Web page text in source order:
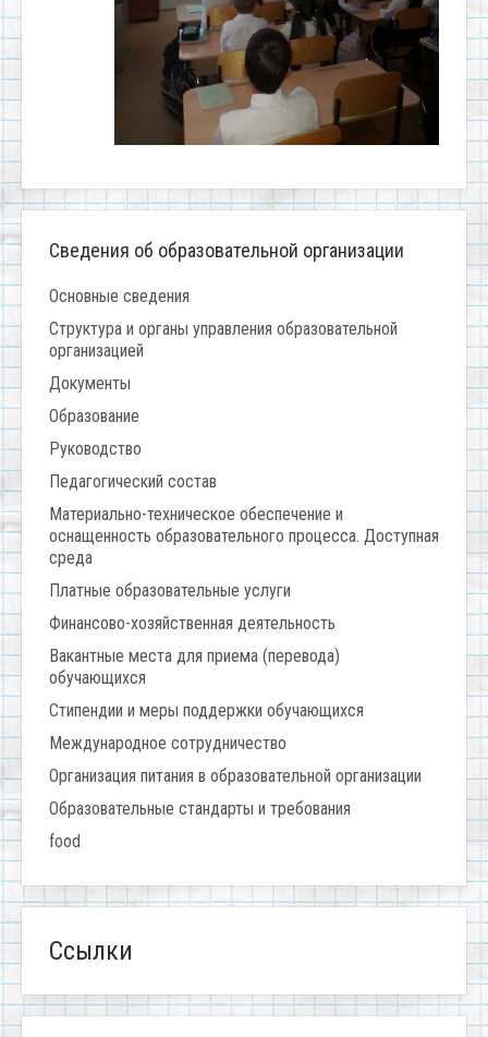
Сведения об образовательной организации
Основные сведения
Структура и органы управления образовательной
организацией
Документы
Образование
Руководство
Педагогический состав
Материально-техническое обеспечение и
оснащенность образовательного процесса. Доступная
среда
Платные образовательные услуги
Финансово-хозяйственная деятельность
Вакантные места для приема (перевода)
обучающихся
Стипендии и меры поддержки обучающихся
Международное сотрудничество
Организация питания в образовательной организации
Образовательные стандарты и требования
food
Ссылки